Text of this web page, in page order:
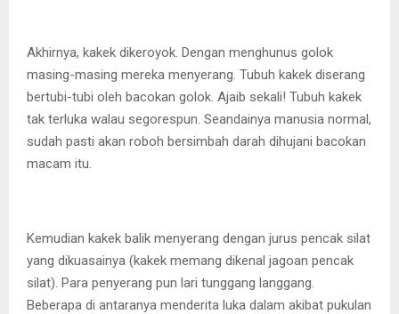
Akhirnya, kakek dikeroyok. Dengan menghunus golok
masing-masing mereka menyerang. Tubuh kakek diserang
bertubi-tubi oleh bacokan golok. Ajaib sekali! Tubuh kakek
tak terluka walau segorespun. Seandainya manusia normal,
sudah pasti akan roboh bersimbah darah dihujani bacokan
macam itu.
Kemudian kakek balik menyerang dengan jurus pencak silat
yang dikuasainya (kakek memang dikenal jagoan pencak
silat). Para penyerang pun lari tunggang langgang.
Beberapa di antaranya menderita luka dalam akibat pukulan